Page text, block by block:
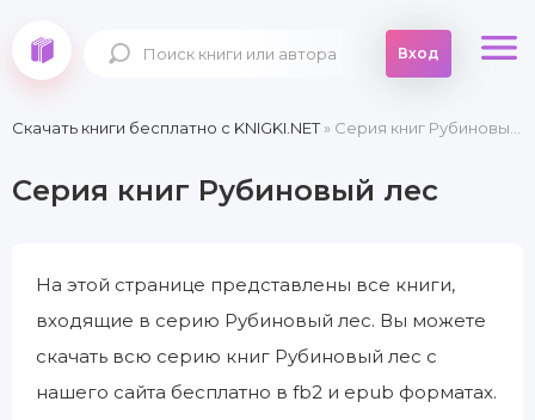
Вход
Скачать книги бесплатно c KNIGKI.NET» Серия книг Рубиновый лес
Серия книг Рубиновый лес
На этой странице представлены все книги,
входящие в серию Рубиновый лес. Вы можете
скачать всю серию книг Рубиновый лес с
нашего сайта бесплатно в fb2 и epub форматах.